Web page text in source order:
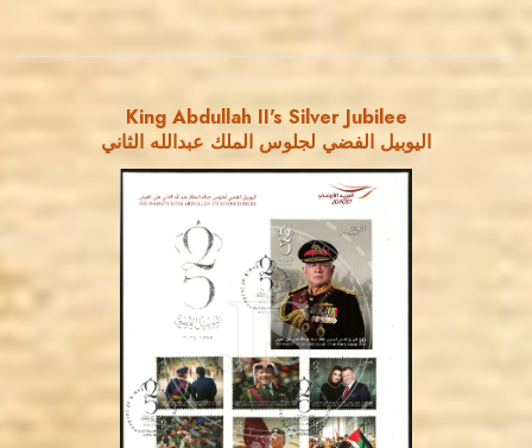
King Abdullah II's Silver Jubilee
اليوبيل الفضي لجلوس الملك عبدالله الثاني
JS
MAHDI BSEISO
EST. 2007